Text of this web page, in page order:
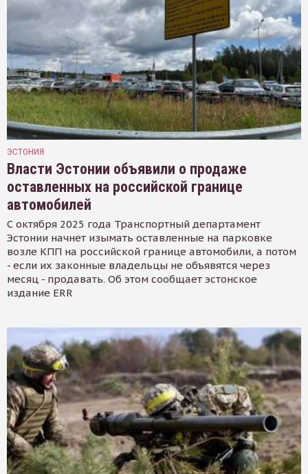
ЭСТОНИЯ
Власти Эстонии объявили о продаже
оставленных на российской границе
автомобилей
С октября 2025 года Транспортный департамент
Эстонии начнет изымать оставленные на парковке
возле КПП на российской границе автомобили, а потом
- если их законные владельцы не объявятся через
месяц - продавать. Об этом сообщает эстонское
издание ERR